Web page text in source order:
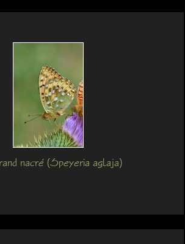
nacré (Speyeria aglaja)